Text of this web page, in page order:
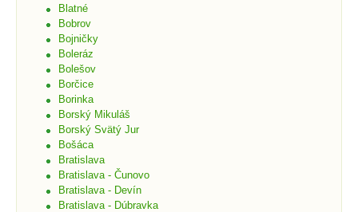
Blatné
Bobrov
Bojničky
Boleráz
Bolešov
Borčice
Borinka
Borský Mikuláš
Borský Svätý Jur
Bošáca
Bratislava
Bratislava - Čunovo
Bratislava - Devín
Bratislava - Dúbravka